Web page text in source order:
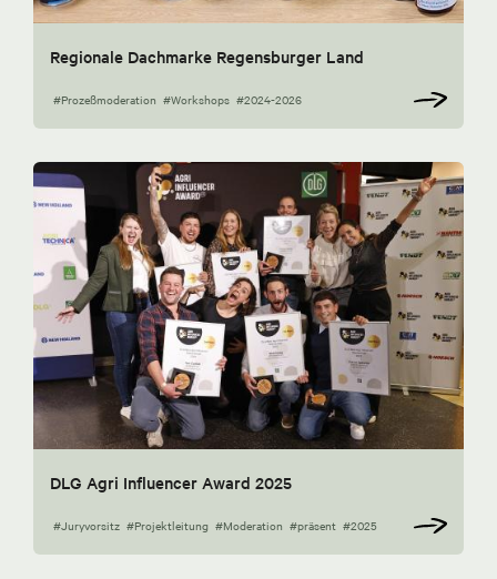
Regionale Dachmarke Regensburger Land
#Prozeßmoderation #Workshops #2024-2026
DLG Agri Influencer Award 2025
#Juryvorsitz #Projektleitung #Moderation #präsent #2025